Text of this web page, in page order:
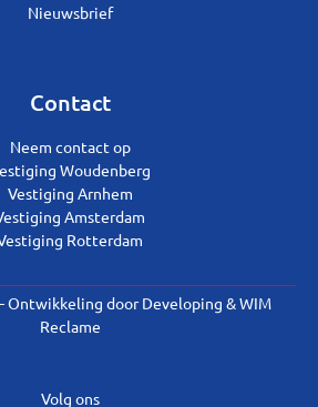
Nieuwsbrief
Contact
Neem contact op
Woudenberg
Vestiging Arnhem
Amsterdam
Rotterdam
Ontwikkeling doorDeveloping &WIM
Reclame
Volg ons